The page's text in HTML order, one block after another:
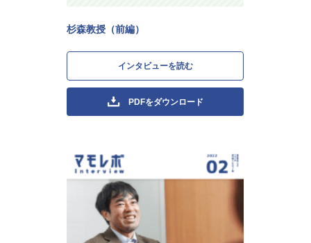
杉森教授（前編）
インタビューを読む
PDFをダウンロード